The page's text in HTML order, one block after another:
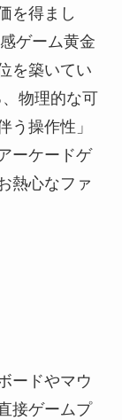
を得まし
ゲーム黄金
を築いてい
物理的な可
う操作性」
ーケードゲ
熱心なファ
ードやマウ
接ゲームプ